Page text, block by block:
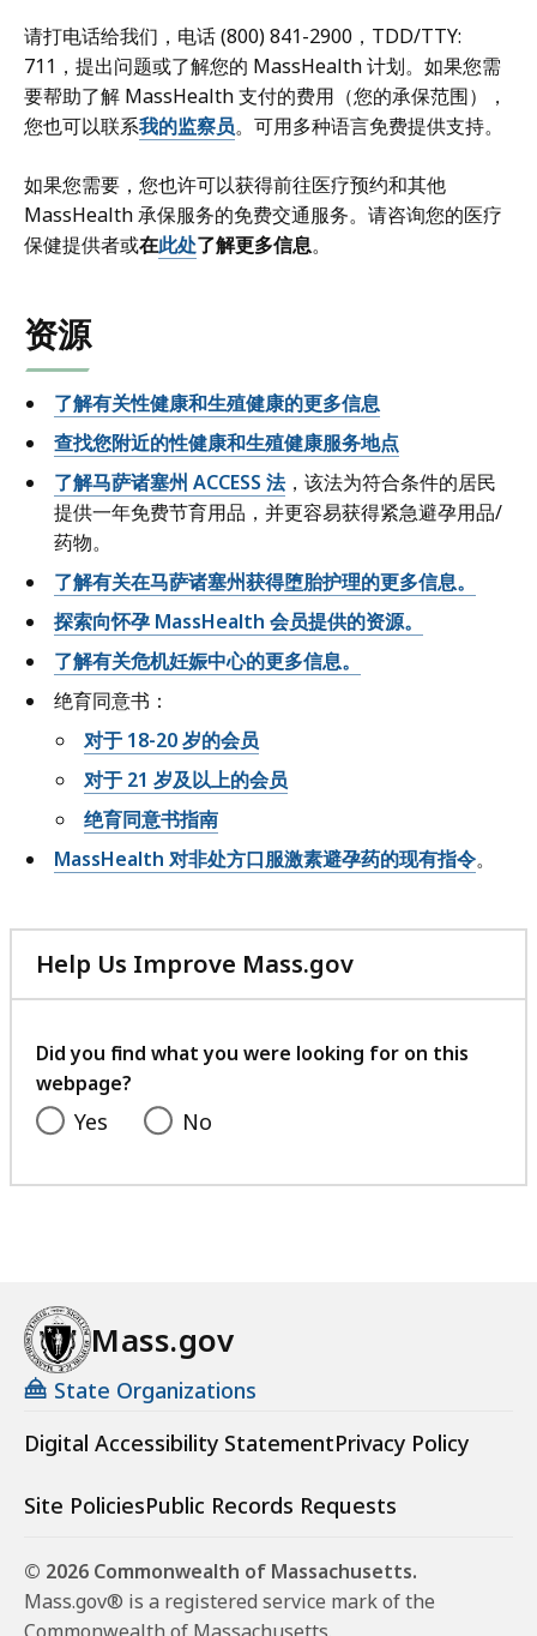
请打电话给我们，电话 (800) 841-2900，TDD/TTY:
711，提出问题或了解您的 MassHealth 计划。如果您需
要帮助了解 MassHealth 支付的费用（您的承保范围），
您也可以联系我的监察员。可用多种语言免费提供支持。
如果您需要，您也许可以获得前往医疗预约和其他
MassHealth 承保服务的免费交通服务。请咨询您的医疗
保健提供者或在此处了解更多信息。
资源
了解有关性健康和生殖健康的更多信息
查找您附近的性健康和生殖健康服务地点
了解马萨诸塞州 ACCESS 法，该法为符合条件的居民
提供一年免费节育用品，并更容易获得紧急避孕用品/
药物。
了解有关在马萨诸塞州获得堕胎护理的更多信息。
探索向怀孕 MassHealth 会员提供的资源。
了解有关危机妊娠中心的更多信息。
绝育同意书：
对于 18-20 岁的会员
对于 21 岁及以上的会员
绝育同意书指南
MassHealth 对非处方口服激素避孕药的现有指令。
Help Us Improve Mass.gov
with
feedback
Did you find what you were looking for on this
webpage?
Yes No
Mass.gov
State Organizations
Digital Accessibility StatementPrivacy Policy
Site PoliciesPublic Records Requests
© 2026 Commonwealth of Massachusetts.
Mass.gov® is a registered service mark of the